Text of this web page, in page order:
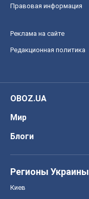
Правовая информация
Реклама на сайте
Редакционная политика
OBOZ.UA
Мир
Блоги
Регионы Украины
Киев